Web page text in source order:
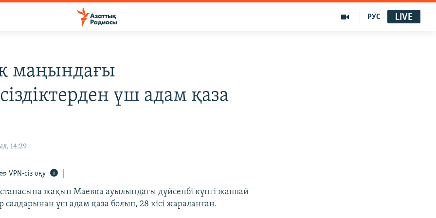
РУС LIVE
маңындағы
үш адам қаза
14:29
VPN-сіз оқу
жақын Маевка ауылындағы дүйсенбі күнгі жаппай
салдарынан үш адам қаза болып, 28 кісі жараланған.